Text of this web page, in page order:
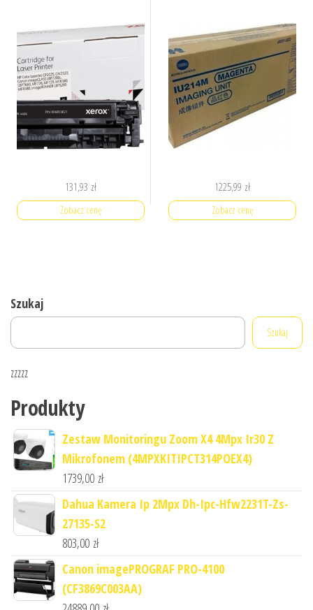
131,93 zł
Zobacz cenę
1225,99 zł
Zobacz cenę
Szukaj
Szukaj
zzzzz
Produkty
Zestaw Monitoringu Zoom X4 4Mpx Ir30 Z
Mikrofonem (4MPXKITIPCT314POEX4)
1739,00 zł
Dahua Kamera Ip 2Mpx Dh-Ipc-Hfw2231T-Zs-
27135-S2
803,00 zł
Canon imagePROGRAF PRO-4100
(CF3869C003AA)